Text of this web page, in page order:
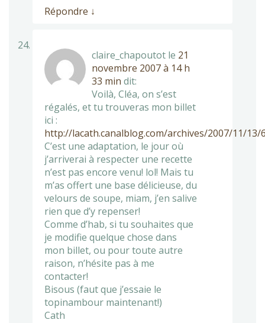
Répondre ↓
claire_chapoutot le 21
novembre 2007 à 14 h
33 min dit:
Voilà, Cléa, on s’est
régalés, et tu trouveras mon billet
ici :
http://lacath.canalblog.com/archives/2007/11/13/
C’est une adaptation, le jour où
j’arriverai à respecter une recette
n’est pas encore venu! lol! Mais tu
m’as offert une base délicieuse, du
velours de soupe, miam, j’en salive
rien que d’y repenser!
Comme d’hab, si tu souhaites que
je modifie quelque chose dans
mon billet, ou pour toute autre
raison, n’hésite pas à me
contacter!
Bisous (faut que j’essaie le
topinambour maintenant!)
Cath